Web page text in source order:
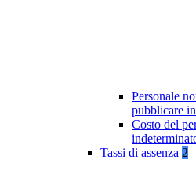
Personale
pubblicare
Costo del
Tassi di assenza 2